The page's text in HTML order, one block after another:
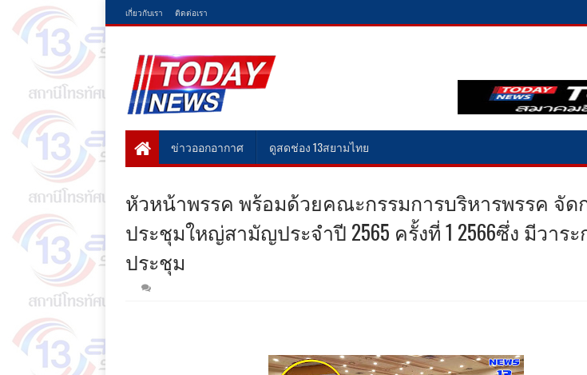
เกี่ยวกับเรา ติดต่อเรา
ข่าวออกอากาศ ดูสดช่อง 13สยามไทย
หัวหน้าพรรค พร้อมด้วยคณะกรรมการบริหารพรรค จัด
ประชุมใหญ่สามัญประจำปี 2565 ครั้งที่ 1 2566ซึ่ง มีวาระ
ประชุม